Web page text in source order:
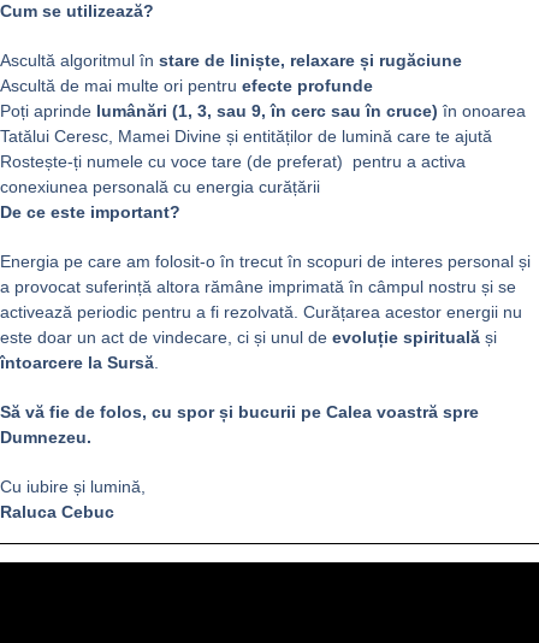
Cum se utilizează?
Ascultă algoritmul în stare de liniște, relaxare și rugăciune
Ascultă de mai multe ori pentru efecte profunde
Poți aprinde lumânări (1, 3, sau 9, în cerc sau în cruce) în onoarea
Tatălui Ceresc, Mamei Divine și entităților de lumină care te ajută
Rostește-ți numele cu voce tare (de preferat) pentru a activa
conexiunea personală cu energia curățării
De ce este important?
Energia pe care am folosit-o în trecut în scopuri de interes personal și
a provocat suferință altora rămâne imprimată în câmpul nostru și se
activează periodic pentru a fi rezolvată. Curățarea acestor energii nu
este doar un act de vindecare, ci și unul de evoluție spirituală și
întoarcere la Sursă.
Să vă fie de folos, cu spor și bucurii pe Calea voastră spre
Dumnezeu.
Cu iubire și lumină,
Raluca Cebuc